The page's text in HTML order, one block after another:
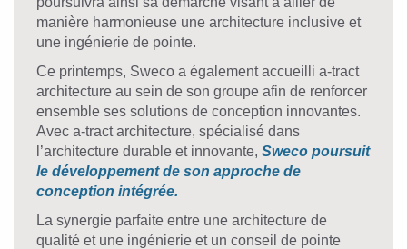
manière harmonieuse une architecture inclusive et
une ingénierie de pointe.
Ce printemps, Sweco a également accueilli a-tract
architecture au sein de son groupe afin de renforcer
ensemble ses solutions de conception innovantes.
Avec a-tract architecture, spécialisé dans
l’architecture durable et innovante, Sweco poursuit
le développement de son approche de
conception intégrée.
La synergie parfaite entre une architecture de
qualité et une ingénierie et un conseil de pointe